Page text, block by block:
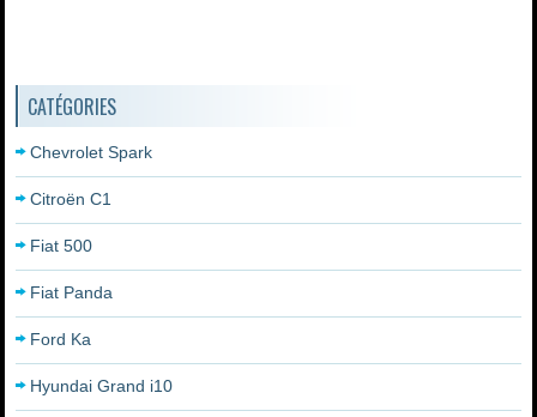
CATÉGORIES
Chevrolet Spark
Citroën C1
Fiat 500
Fiat Panda
Ford Ka
Hyundai Grand i10